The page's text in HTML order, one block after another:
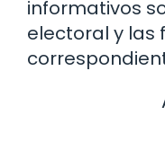
informativos
electoral y las